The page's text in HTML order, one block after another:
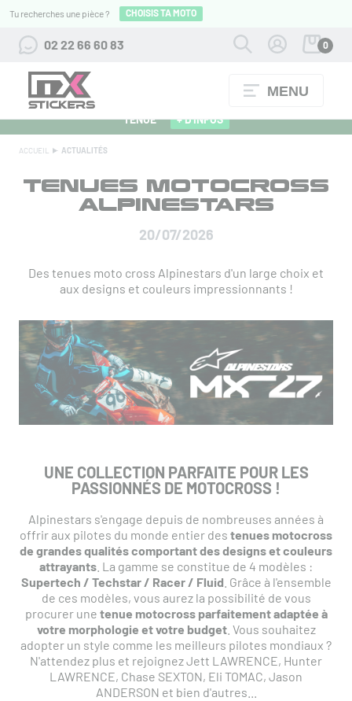
Tu recherches une pièce ? CHOISIS TA MOTO
02 22 66 60 83 0
MENU
ALPINESTARS 27 : FLOCAGE OFFERT POUR L'ACHAT D'UNE
TENUE
+ D'INFOS
ACCUEIL ACTUALITÉS
TENUES MOTOCROSS
ALPINESTARS
20/07/2026
Des tenues moto cross Alpinestars d'un large choix et
aux designs et couleurs impressionnants !
UNE COLLECTION PARFAITE POUR LES
PASSIONNÉS DE MOTOCROSS !
Alpinestars s'engage depuis de nombreuses années à
offrir aux pilotes du monde entier des tenues motocross
de grandes qualités comportant des designs et couleurs
attrayants . La gamme se constitue de 4 modèles :
Supertech / Techstar / Racer / Fluid . Grâce à l'ensemble
de ces modèles, vous aurez la possibilité de vous
procurer une tenue motocross parfaitement adaptée à
votre morphologie et votre budget. Vous souhaitez
adopter un style comme les meilleurs pilotes mondiaux ?
N'attendez plus et rejoignez Jett LAWRENCE, Hunter
LAWRENCE, Chase SEXTON, Eli TOMAC, Jason
ANDERSON et bien d'autres...